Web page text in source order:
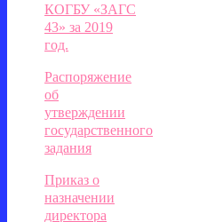
КОГБУ «ЗАГС
43» за 2019
год.
Распоряжение
об
утверждении
государственного
задания
Приказ о
назначении
директора